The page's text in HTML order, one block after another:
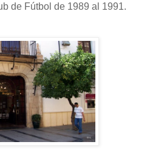
de Fútbol de 1989 al 1991.